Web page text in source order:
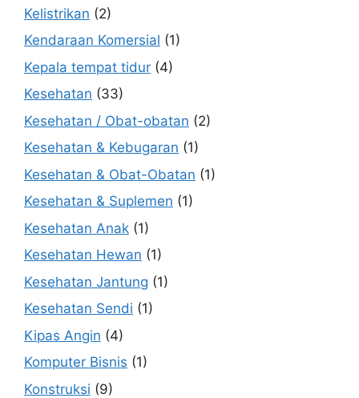
Kelistrikan (2)
Kendaraan Komersial (1)
Kepala tempat tidur (4)
Kesehatan (33)
Kesehatan / Obat-obatan (2)
Kesehatan & Kebugaran (1)
Kesehatan & Obat-Obatan (1)
Kesehatan & Suplemen (1)
Kesehatan Anak (1)
Kesehatan Hewan (1)
Kesehatan Jantung (1)
Kesehatan Sendi (1)
Kipas Angin (4)
Komputer Bisnis (1)
Konstruksi (9)